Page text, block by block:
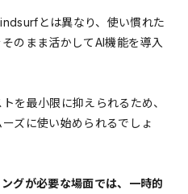
とは異なり、使い慣れた
のまま活かしてAI機能を導入
を最小限に抑えられるため、
ズに使い始められるでしょ
グが必要な場面では、一時的